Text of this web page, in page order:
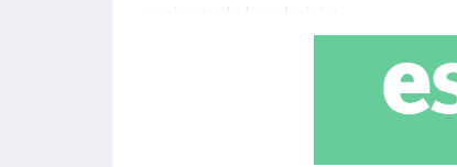
conjunto de las administ